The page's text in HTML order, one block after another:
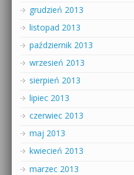
grudzień 2013
listopad 2013
październik 2013
wrzesień 2013
sierpień 2013
lipiec 2013
czerwiec 2013
maj 2013
kwiecień 2013
marzec 2013